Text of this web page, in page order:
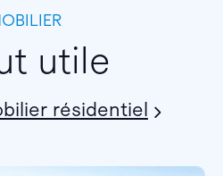
utile
résidentiel